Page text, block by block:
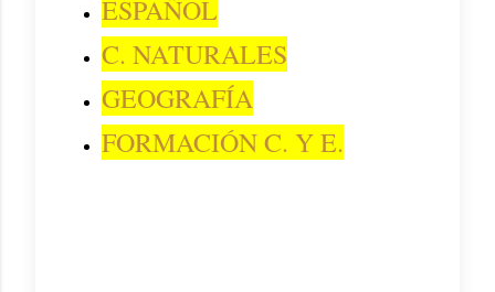
ESPAÑOL
C. NATURALES
GEOGRAFÍA
FORMACIÓN C. Y E.